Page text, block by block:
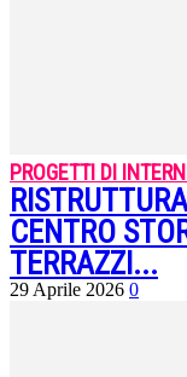
PROGETTI DI
CENTRO
TERRAZZI...
29 Aprile 2026 0